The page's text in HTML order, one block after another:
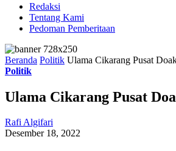
Redaksi
Tentang Kami
Pedoman Pemberitaan
Beranda Politik Ulama Cikarang Pusat
Politik
Ulama Cikarang Pusat
Rafi Algifari
Desember 18, 2022